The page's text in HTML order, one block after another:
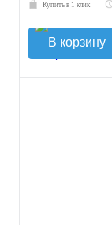
Купить в 1 клик